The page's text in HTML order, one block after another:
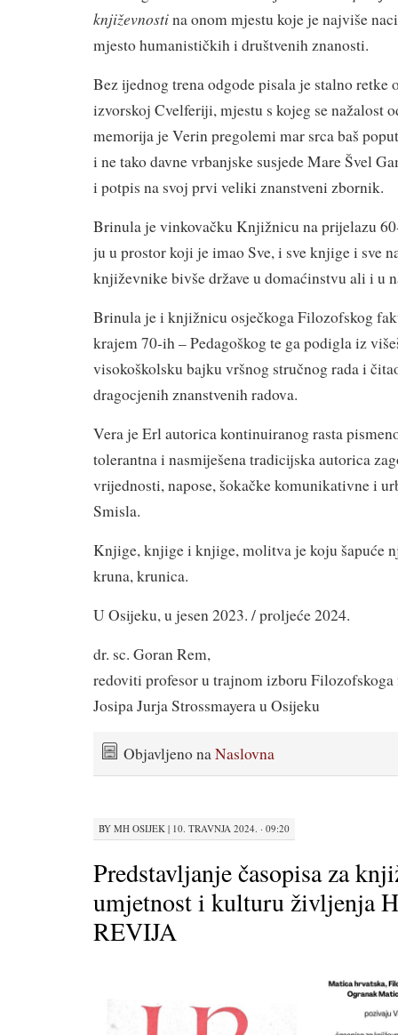
književnostina onom mjestu koje je najviše
mjesto humanističkih i društvenih znanosti.
Bez ijednog trena odgode pisala je stalno
izvorskoj Cvelferiji, mjestu s kojeg se nažalost
memorija je Verin pregolemi mar srca baš
i ne tako davne vrbanjske susjede Mare Švel
i potpis na svoj prvi veliki znanstveni zbornik.
Brinula je vinkovačku Knjižnicu na prijelazu
ju u prostor koji je imao Sve, i sve knjige i sve
književnike bivše države u domaćinstvu ali i u
Brinula je i knjižnicu osječkoga Filozofskog
krajem 70-ih – Pedagoškog te ga podigla iz
visokoškolsku bajku vršnog stručnog rada i
dragocjenih znanstvenih radova.
Vera je Erl autorica kontinuiranog rasta
tolerantna i nasmiješena tradicijska autorica
vrijednosti, napose, šokačke komunikativne i
Smisla.
Knjige, knjige i knjige, molitva je koju šapuće
kruna, krunica.
U Osijeku, u jesen 2023. / proljeće 2024.
dr. sc. Goran Rem,
redoviti profesor u trajnom izboru
Josipa Jurja Strossmayera u Osijeku
Objavljeno naNaslovna
BY MH OSIJEK | 10. TRAVNJA 2024. · 09:20
Predstavljanje časopisa za
umjetnost i kulturu življenja
REVIJA